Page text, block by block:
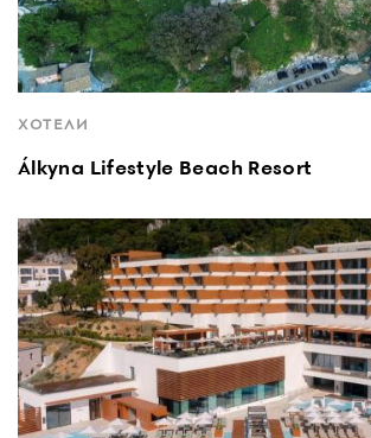
ХОТЕЛИ
Álkyna Lifestyle Beach Resort